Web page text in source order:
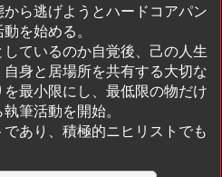
ら逃げようとハードコアパン
を始める。
ているのか自覚後、己の人生
身と居場所を共有する大切な
最小限にし、最低限の物だけ
筆活動を開始。
あり、積極的ニヒリストでも